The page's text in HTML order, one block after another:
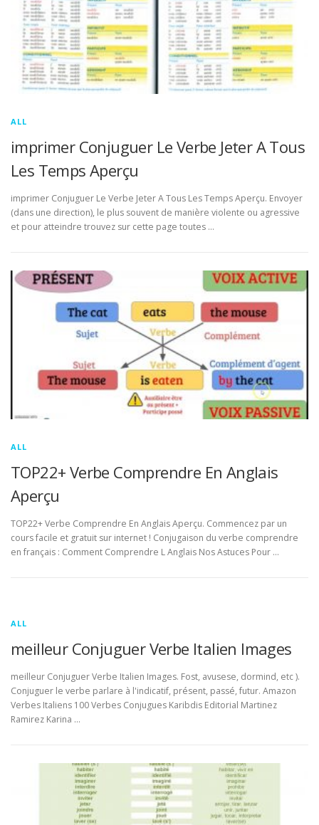
ALL
imprimer Conjuguer Le Verbe Jeter A Tous
Les Temps Aperçu
imprimer Conjuguer Le Verbe Jeter A Tous Les Temps Aperçu. Envoyer
(dans une direction), le plus souvent de manière violente ou agressive
et pour atteindre trouvez sur cette page toutes …
ALL
TOP22+ Verbe Comprendre En Anglais
Aperçu
TOP22+ Verbe Comprendre En Anglais Aperçu. Commencez par un
cours facile et gratuit sur internet ! Conjugaison du verbe comprendre
en français : Comment Comprendre L Anglais Nos Astuces Pour …
ALL
meilleur Conjuguer Verbe Italien Images
meilleur Conjuguer Verbe Italien Images. Fost, avusese, dormind, etc ).
Conjuguer le verbe parlare à l'indicatif, présent, passé, futur. Amazon
Verbes Italiens 100 Verbes Conjugues Karibdis Editorial Martinez
Ramirez Karina …